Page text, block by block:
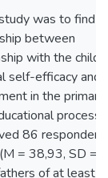
was to find
between
with the child's
self-efficacy and
in the primary
process.
86
= 38,93, SD =
of at least